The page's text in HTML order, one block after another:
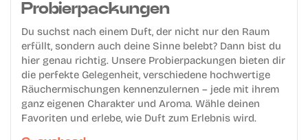
Probierpackungen
Du suchst nach einem Duft, der nicht nur den Raum
erfüllt, sondern auch deine Sinne belebt? Dann bist du
hier genau richtig. Unsere Probierpackungen bieten dir
die perfekte Gelegenheit, verschiedene hochwertige
Räuchermischungen kennenzulernen – jede mit ihrem
ganz eigenen Charakter und Aroma. Wähle deinen
Favoriten und erlebe, wie Duft zum Erlebnis wird.